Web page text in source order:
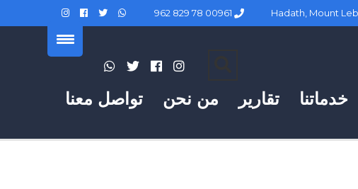
تواصل معنا من نحن تقارير خدماتنا